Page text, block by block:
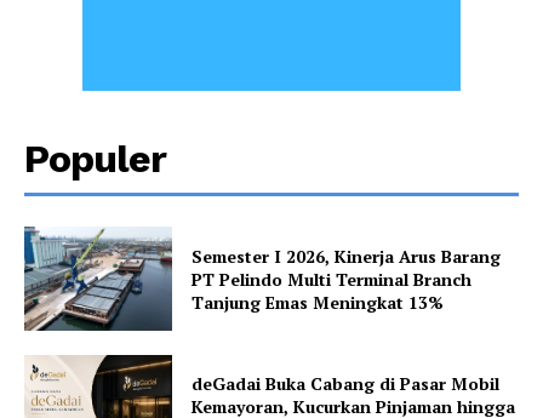
Populer
Semester I 2026, Kinerja Arus Barang
PT Pelindo Multi Terminal Branch
Tanjung Emas Meningkat 13%
deGadai Buka Cabang di Pasar Mobil
Kemayoran, Kucurkan Pinjaman hingga